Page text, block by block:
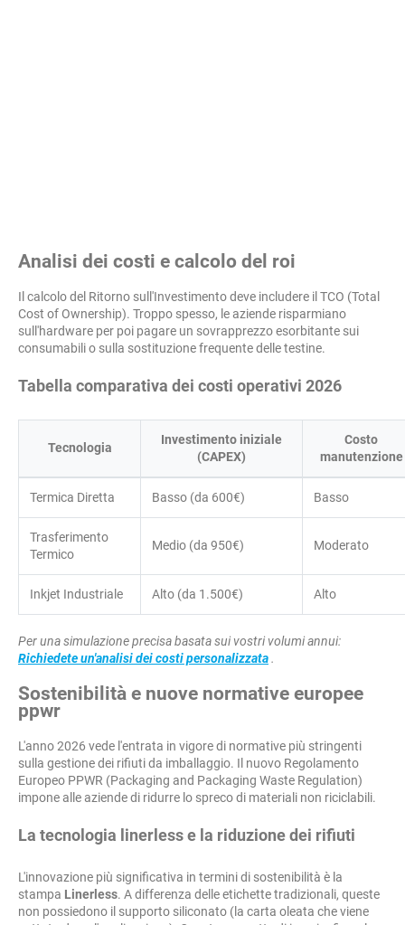
Analisi dei costi e calcolo del roi
Il calcolo del Ritorno sull'Investimento deve includere il TCO (Total
Cost of Ownership). Troppo spesso, le aziende risparmiano
sull'hardware per poi pagare un sovrapprezzo esorbitante sui
consumabili o sulla sostituzione frequente delle testine.
Tabella comparativa dei costi operativi 2026
Tecnologia
Investimento iniziale
(CAPEX)
Costo
manutenzione
Termica Diretta Basso (da 600€) Basso
Trasferimento
Termico
Medio (da 950€) Moderato
Inkjet Industriale Alto (da 1.500€) Alto
Per una simulazione precisa basata sui vostri volumi annui:
Richiedete un'analisi dei costi personalizzata.
Sostenibilità e nuove normative europee
ppwr
L'anno 2026 vede l'entrata in vigore di normative più stringenti
sulla gestione dei rifiuti da imballaggio. Il nuovo Regolamento
Europeo PPWR (Packaging and Packaging Waste Regulation)
impone alle aziende di ridurre lo spreco di materiali non riciclabili.
La tecnologia linerless e la riduzione dei rifiuti
L'innovazione più significativa in termini di sostenibilità è la
stampa Linerless. A differenza delle etichette tradizionali, queste
non possiedono il supporto siliconato (la carta oleata che viene